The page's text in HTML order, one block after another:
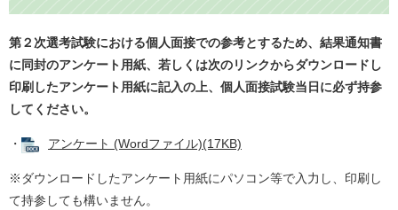
第２次選考試験における個人面接での参考とするため、結果通知書
に同封のアンケート用紙、若しくは次のリンクからダウンロードし
印刷したアンケート用紙に記入の上、個人面接試験当日に必ず持参
してください。
・ アンケート (Wordファイル)(17KB)
※ダウンロードしたアンケート用紙にパソコン等で入力し、印刷し
て持参しても構いません。